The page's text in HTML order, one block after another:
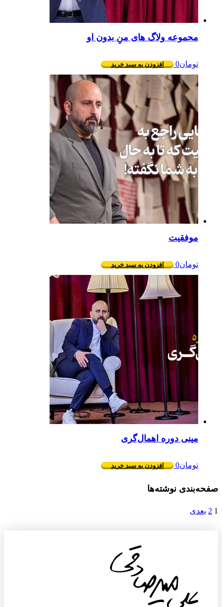
مجموعه ولاگ های منِ بدون او
تومان0 افزودن به سبد خرید
موفقیت
تومان0 افزودن به سبد خرید
مینی دوره اهمال‌گری
تومان0 افزودن به سبد خرید
نوشته‌ها
بعدی